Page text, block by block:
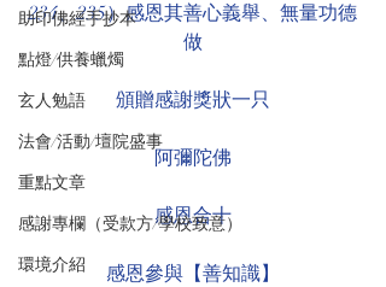
助印佛經手抄本
點燈/供養蠟燭
玄人勉語
法會/活動/壇院盛事
重點文章
感謝專欄（受款方/學校致意）
環境介紹
234、235）感恩其善心義舉、無量功德
做
頒贈感謝獎狀一只
阿彌陀佛
感恩合十
感恩參與【善知識】